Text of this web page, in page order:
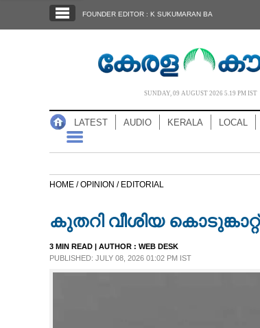
NOTIFIED NEWS
FOUNDER EDITOR : K SUKUMARAN BA
SUNDAY, 09 AUGUST 2026 5.19 PM IST
LATEST AUDIO KERALA LOCAL
HOME /OPINION / EDITORIAL
കുതറി വീശിയ കൊടുങ്കാറ്റ്
3 MIN READ | AUTHOR : WEB DESK
PUBLISHED: JULY 08, 2026 01:02 PM IST